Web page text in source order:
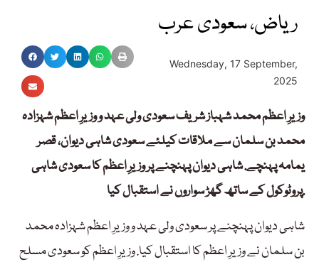
ریاض، سعودی عرب
Wednesday, 17 September,
2025
وزیرِ اعظم محمد شہباز شریف سعودی ولی عہد و وزیرِ اعظم شہزادہ
محمد بن سلمان سے ملاقات کیلئے سعودی شاہی دیوان، قصر
یمامہ پہنچے. شاہی دیوان پہنچنے پر وزیرِ اعظم کا سعودی شاہی
پروٹوکول کے ساتھ گھڑ سواروں نے استقبال کیا.
شاہی دیوان پہنچنے پر سعودی ولی عہد و وزیرِ اعظم شہزادہ محمد
بن سلمان نے وزیرِ اعظم کا استقبال کیا. وزیرِ اعظم کو سعودی مسلح